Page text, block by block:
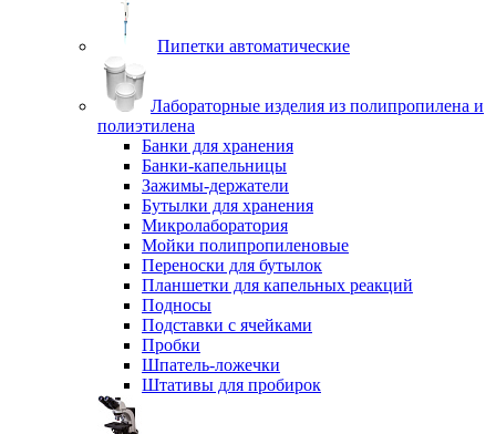
Пипетки автоматические
Лабораторные изделия из полипропилена и
полиэтилена
Банки для хранения
Банки-капельницы
Зажимы-держатели
Бутылки для хранения
Микролаборатория
Мойки полипропиленовые
Переноски для бутылок
Планшетки для капельных реакций
Подносы
Подставки с ячейками
Пробки
Шпатель-ложечки
Штативы для пробирок